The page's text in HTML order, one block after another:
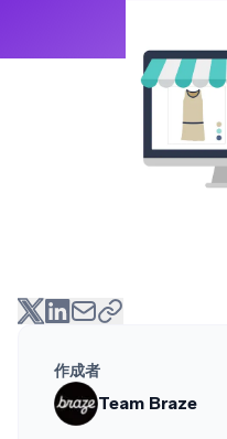
作成者
Team Braze